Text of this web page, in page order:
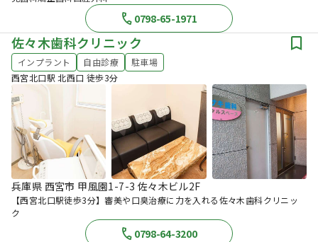
0798-65-1971
佐々木歯科クリニック
インプラント 自由診療
駐車場
西宮北口駅 北西口 徒歩3分
兵庫県 西宮市 甲風園1-7-3 佐々木ビル2F
【西宮北口駅徒歩3分】審美や口臭治療に力を入れる佐々木歯科クリニッ
ク
0798-64-3200